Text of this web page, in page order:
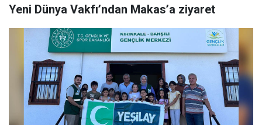
Yeni Dünya Vakfı’ndan Makas’a ziyaret